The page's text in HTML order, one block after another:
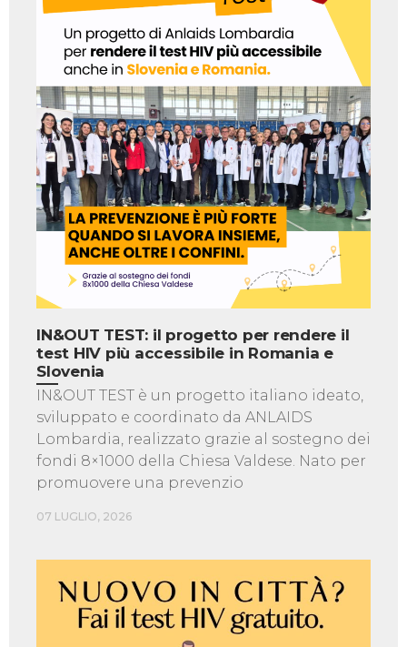
IN&OUT TEST: il progetto per rendere il
test HIV più accessibile in Romania e
Slovenia
IN&OUT TEST è un progetto italiano ideato,
sviluppato e coordinato da ANLAIDS
Lombardia, realizzato grazie al sostegno dei
fondi 8×1000 della Chiesa Valdese. Nato per
promuovere una prevenzio
07 LUGLIO, 2026